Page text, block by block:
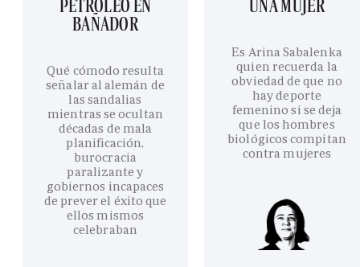
PETRÓLEO EN
BAÑADOR
Qué cómodo resulta
señalar al alemán de
las sandalias
mientras se ocultan
décadas de mala
planificación,
burocracia
paralizante y
gobiernos incapaces
de prever el éxito que
ellos mismos
celebraban
UNA MUJER
Es Arina Sabalenka
quien recuerda la
obviedad de que no
hay deporte
femenino si se deja
que los hombres
biológicos compitan
contra mujeres